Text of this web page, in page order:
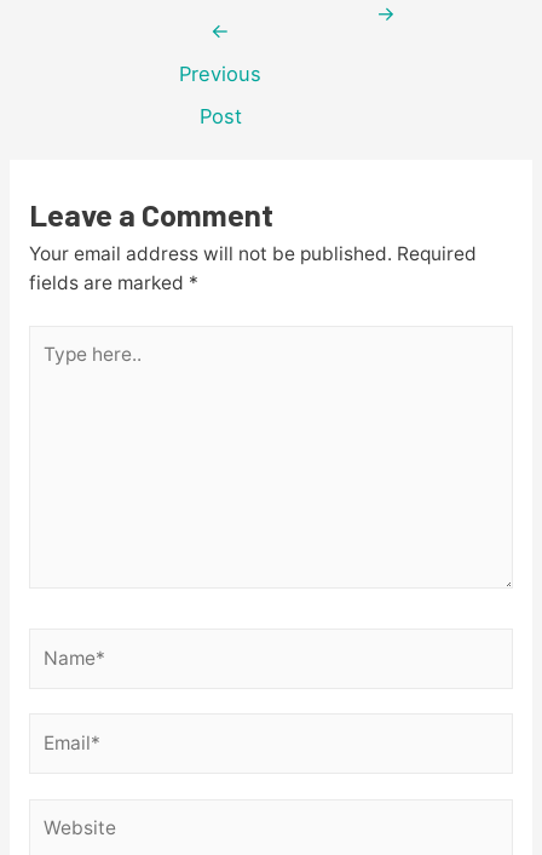
←
Previous
Post
→
Leave a Comment
Your email address will not be published. Required
fields are marked *
here..